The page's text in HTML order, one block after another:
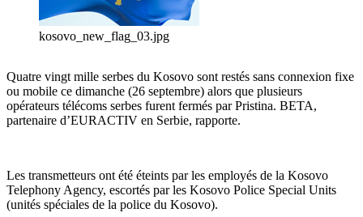
kosovo_new_flag_03.jpg
Quatre vingt mille serbes du Kosovo sont restés sans connexion fixe
ou mobile ce dimanche (26 septembre) alors que plusieurs
opérateurs télécoms serbes furent fermés par Pristina. BETA,
partenaire d’EURACTIV en Serbie, rapporte.
Les transmetteurs ont été éteints par les employés de la Kosovo
Telephony Agency, escortés par les Kosovo Police Special Units
(unités spéciales de la police du Kosovo).